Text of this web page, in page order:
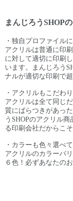
まんじろうSHOP
・独自プロファイル
アクリルは普通に印
に対して適切に印刷
います。まんじろう
ナルが適切な印刷で
・アクリルもこだわ
アクリルは全て同じ
質にばらつきがあっ
うSHOPのアクリル
る印刷会社だからこ
・カラーも色々選べて
アクリルのカラーバ
６色！必ずあなたの